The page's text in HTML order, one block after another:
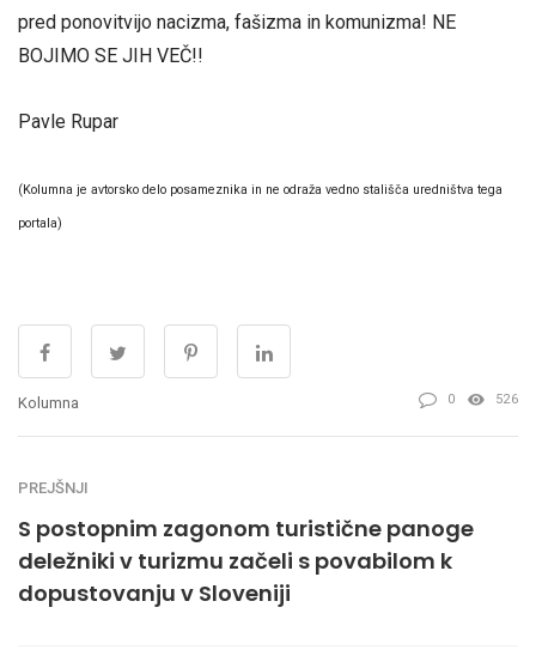
pred ponovitvijo nacizma, fašizma in komunizma! NE
BOJIMO SE JIH VEČ!!
Pavle Rupar
(Kolumna je avtorsko delo posameznika in ne odraža vedno stališča uredništva tega
portala)
Kolumna 0 526
PREJŠNJI
S postopnim zagonom turistične panoge
deležniki v turizmu začeli s povabilom k
dopustovanju v Sloveniji